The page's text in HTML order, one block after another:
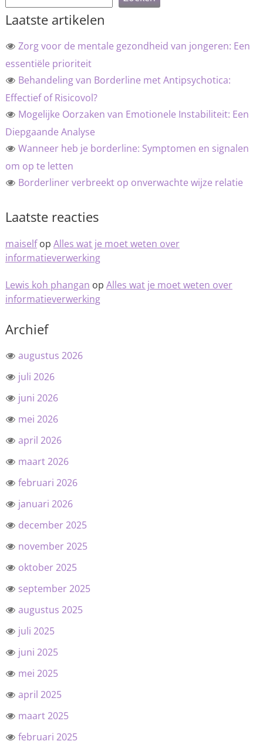
Laatste artikelen
Zorg voor de mentale gezondheid van jongeren: Een
essentiële prioriteit
Behandeling van Borderline met Antipsychotica:
Effectief of Risicovol?
Mogelijke Oorzaken van Emotionele Instabiliteit: Een
Diepgaande Analyse
Wanneer heb je borderline: Symptomen en signalen
om op te letten
Borderliner verbreekt op onverwachte wijze relatie
Laatste reacties
maiselfop Alles wat je moet weten over
informatieverwerking
Lewis koh phangan op Alles wat je moet weten over
informatieverwerking
Archief
augustus 2026
juli 2026
juni 2026
mei 2026
april 2026
maart 2026
februari 2026
januari 2026
december 2025
november 2025
oktober 2025
september 2025
augustus 2025
juli 2025
juni 2025
mei 2025
april 2025
maart 2025
februari 2025